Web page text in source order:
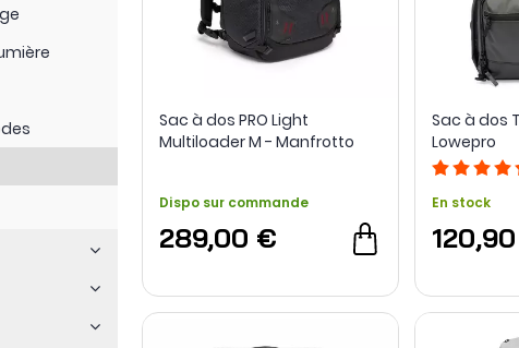
Sac à dos PRO Light
Multiloader M - Manfrotto
Dispo sur commande
289,00 €
Sac à dos
Lowepro
En stock